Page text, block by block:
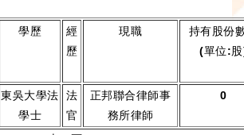
學歷
經
歷
現職
持有股份
(單位:
東吳大學法
學士
法
官
正邦聯合律師事
務所律師
0